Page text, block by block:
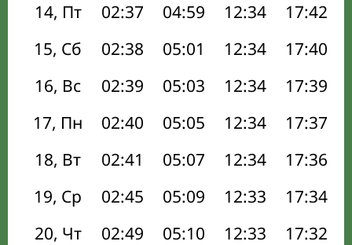
14, Пт
02:37 04:59 12:34 17:42
15, Сб
02:38 05:01 12:34 17:40
16, Вс
02:39 05:03 12:34 17:39
17, Пн
02:40 05:05 12:34 17:37
18, Вт
02:41 05:07 12:34 17:36
19, Ср
02:45 05:09 12:33 17:34
20, Чт
02:49 05:10 12:33 17:32